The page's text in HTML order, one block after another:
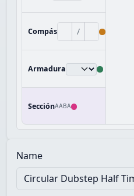
Compás /
Armadura
SecciónAABA
Name